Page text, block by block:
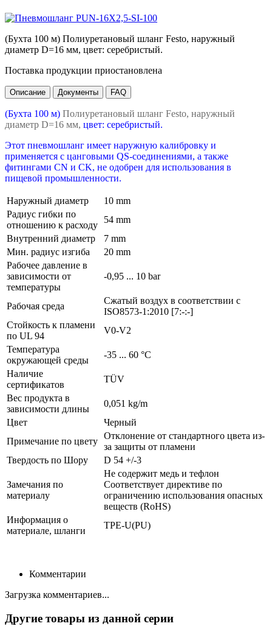
(Бухта 100 м) Полиуретановый шланг Festo, наружный
диаметр D=16 мм, цвет: серебристый.
Поставка продукции приостановлена
Описание Документы FAQ
(Бухта 100 м) Полиуретановый шланг Festo, наружный
диаметр D=16 мм, цвет: серебристый.
Этот пневмошланг имеет наружную калибровку и
применяется с цанговыми QS-соединениями, а также
фитингами CN и CK, не одобрен для использования в
пищевой промышленности.
Наружный диаметр
10 mm
Радиус гибки по
отношению к расходу
54 mm
Внутренний диаметр
7 mm
Мин. радиус изгиба
20 mm
Рабочее давление в
зависимости от
температуры
-0,95 ... 10 bar
Рабочая среда
Сжатый воздух в соответствии с
ISO8573-1:2010 [7:-:-]
Стойкость к пламени
по UL 94
V0-V2
Температура
окружающей среды
-35 ... 60 °C
Наличие
сертификатов
TÜV
Вес продукта в
зависимости длины
0,051 kg/m
Цвет
Черный
Примечание по цвету
Отклонение от стандартного цвета из-
за защиты от пламени
Твердость по Шору
D 54 +/-3
Замечания по
материалу
Не содержит медь и тефлон
Соответствует директиве по
ограничению использования опасных
веществ (RoHS)
Информация о
материале, шланги
TPE-U(PU)
Комментарии
Загрузка комментариев...
Другие товары из данной серии